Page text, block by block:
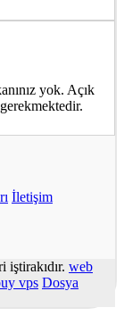
yok. Açık
İletişim
web
vps Dosya